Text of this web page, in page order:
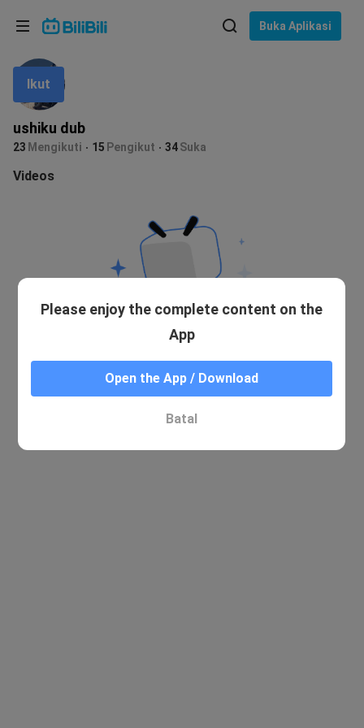
Buka Aplikasi
ushiku dub
23 Mengikuti 15 Pengikut 34Suka
Ikut
Videos
Please enjoy the complete content on the
App
Open the App / Download
Batal
Bahasa: Bahasa Melayu
In
Pilih bahasa
English
ภาษาไทย
Tiếng Việt